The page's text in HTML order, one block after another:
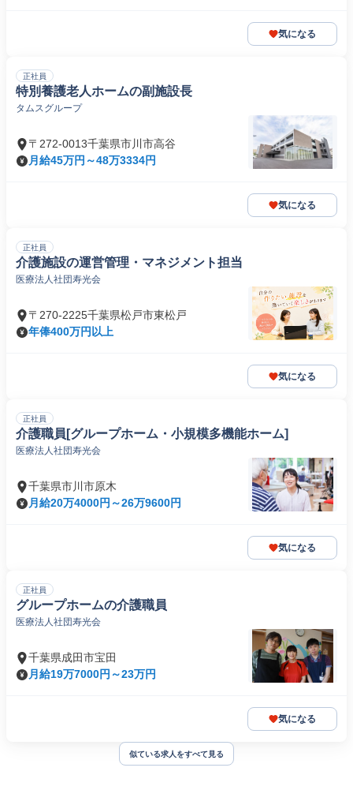
気になる
正社員
特別養護老人ホームの副施設長
タムスグループ
〒272-0013千葉県市川市高谷
月給45万円～48万3334円
気になる
正社員
介護施設の運営管理・マネジメント担当
医療法人社団寿光会
〒270-2225千葉県松戸市東松戸
年俸400万円以上
気になる
正社員
介護職員[グループホーム・小規模多機能ホーム]
医療法人社団寿光会
千葉県市川市原木
月給20万4000円～26万9600円
気になる
正社員
グループホームの介護職員
医療法人社団寿光会
千葉県成田市宝田
月給19万7000円～23万円
気になる
似ている求人をすべて見る